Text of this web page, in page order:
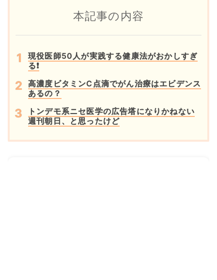
本記事の内容
現役医師50人が実践する健康法がおかしすぎ
る❗
高濃度ビタミンC点滴でがん治療はエビデンス
あるの？
トンデモ系ニセ医学の広告塔になりかねない
週刊朝日、と思ったけど